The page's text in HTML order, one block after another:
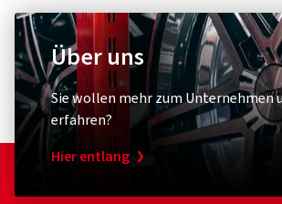
Über uns
Sie wollen mehr zum Unternehmen
erfahren?
Hier entlang